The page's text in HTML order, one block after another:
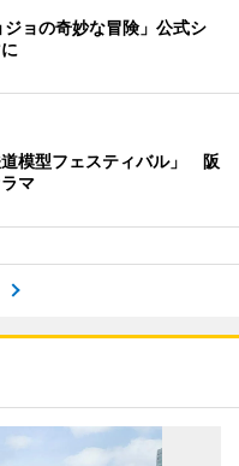
ョの奇妙な冒険」公式シ
模型フェスティバル」 阪
マ